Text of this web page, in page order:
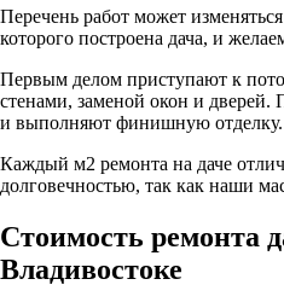
Перечень работ может
которого построена дача, и
Первым делом приступают к
стенами, заменой окон и дверей.
и выполняют финишную отделку.
Каждый м2 ремонта на даче
долговечностью, так как наши
Стоимость ремонта
Владивостоке